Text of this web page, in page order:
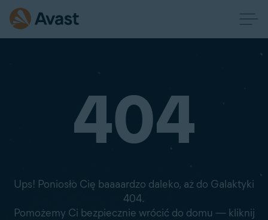
404
Ups! Poniosło Cię baaaardzo daleko, aż do Galaktyki
404.
Pomożemy Ci bezpiecznie wrócić do domu — kliknij